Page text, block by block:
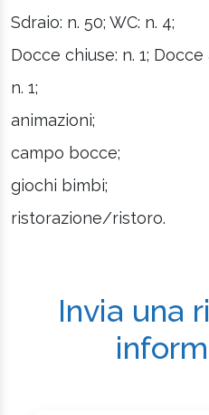
Sdraio: n. 50; WC: n. 4;
Docce chiuse: n. 1;
n. 1;
animazioni;
campo bocce;
giochi bimbi;
ristorazione/ristoro.
Invia una